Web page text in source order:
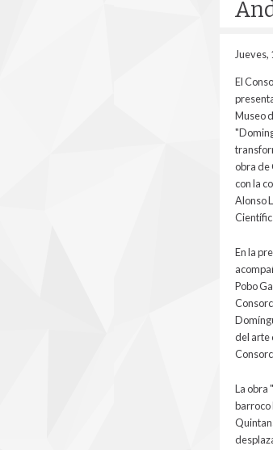
Jueves,
El
Museo
obra de
con la
Alonso
En la
Pobo
del arte
La obra
barroco